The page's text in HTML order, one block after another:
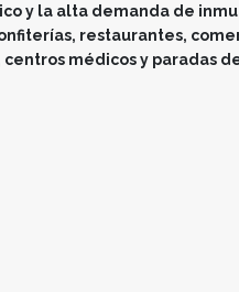
y la alta demanda de
restaurantes,
médicos y paradas